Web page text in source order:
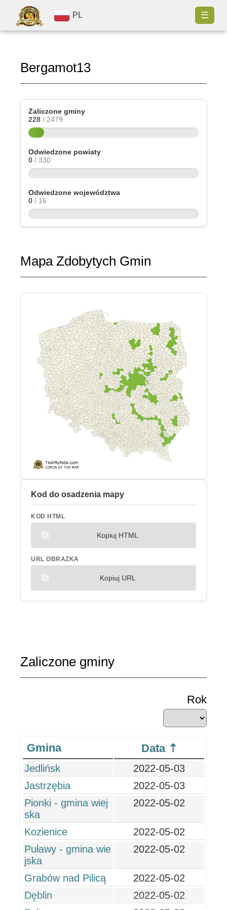
PL ☰
Bergamot13
Zaliczone gminy
228 / 2479
Odwiedzone powiaty
0 / 330
Odwiedzone województwa
0 / 16
Mapa Zdobytych Gmin
Kod do osadzenia mapy
KOD HTML
Kopiuj HTML
URL OBRAZKA
Kopiuj URL
Zaliczone gminy
Rok
Gmina Data
Jedlińsk
2022-05-03
Jastrzębia
2022-05-03
Pionki - gmina wiej
ska
2022-05-02
Kozienice
2022-05-02
Puławy - gmina wie
jska
2022-05-02
Grabów nad Pilicą
2022-05-02
Dęblin
2022-05-02